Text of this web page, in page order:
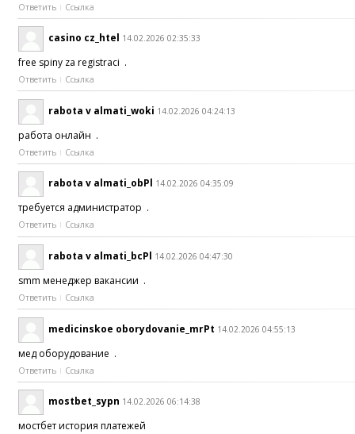
Ответить Ссылка
casino cz_htel 14.02.2026 02:35:33
free spiny za registraci .
Ответить Ссылка
rabota v almati_woki 14.02.2026 04:24:13
работа онлайн .
Ответить Ссылка
rabota v almati_obPl 14.02.2026 04:35:09
требуется администратор .
Ответить Ссылка
rabota v almati_bcPl 14.02.2026 04:47:30
smm менеджер вакансии .
Ответить Ссылка
medicinskoe oborydovanie_mrPt 14.02.2026 04:55:13
мед оборудование .
Ответить Ссылка
mostbet_sypn 14.02.2026 06:14:38
мостбет история платежей